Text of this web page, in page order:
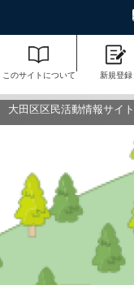
このサイトについて 新規登録
大田区区民活動情報サイ